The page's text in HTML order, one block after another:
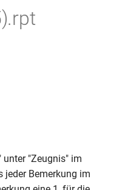
unter "Zeugnis" im
jeder Bemerkung im